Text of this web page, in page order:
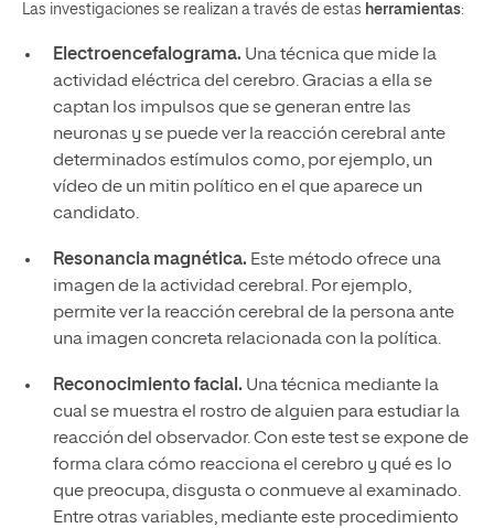
Las investigaciones se realizan a través de estas herramientas:
Electroencefalograma. Una técnica que mide la
actividad eléctrica del cerebro. Gracias a ella se
captan los impulsos que se generan entre las
neuronas y se puede ver la reacción cerebral ante
determinados estímulos como, por ejemplo, un
vídeo de un mitin político en el que aparece un
candidato.
Resonancia magnética. Este método ofrece una
imagen de la actividad cerebral. Por ejemplo,
permite ver la reacción cerebral de la persona ante
una imagen concreta relacionada con la política.
Reconocimiento facial. Una técnica mediante la
cual se muestra el rostro de alguien para estudiar la
reacción del observador. Con este test se expone de
forma clara cómo reacciona el cerebro y qué es lo
que preocupa, disgusta o conmueve al examinado.
Entre otras variables, mediante este procedimiento